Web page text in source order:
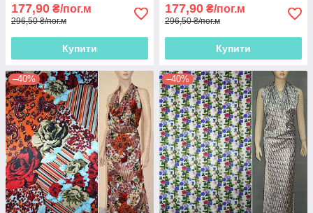
177,90 ₴/пог.м
296,50 ₴/пог.м
Купити
177,90 ₴/пог.м
296,50 ₴/пог.м
Купити
–40% –40%